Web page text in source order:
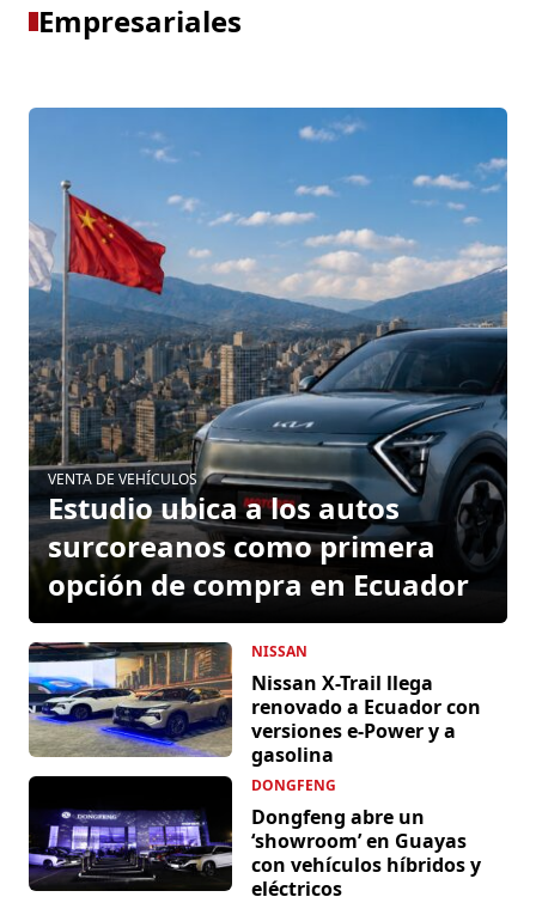
Empresariales
VENTA DE VEHÍCULOS
Estudio ubica a los autos
surcoreanos como primera
opción de compra en Ecuador
NISSAN
Nissan X-Trail llega
renovado a Ecuador con
versiones e-Power y a
gasolina
DONGFENG
Dongfeng abre un
‘showroom’ en Guayas
con vehículos híbridos y
eléctricos